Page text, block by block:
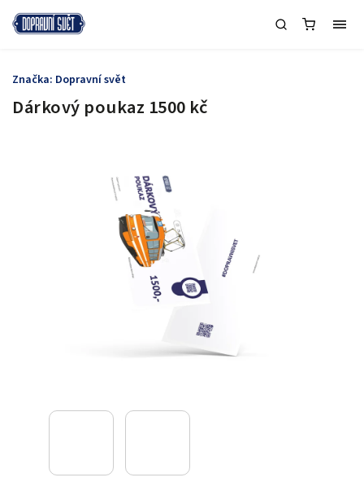
Dárkový poukaz 1500 kč
Značka: Dopravní svět